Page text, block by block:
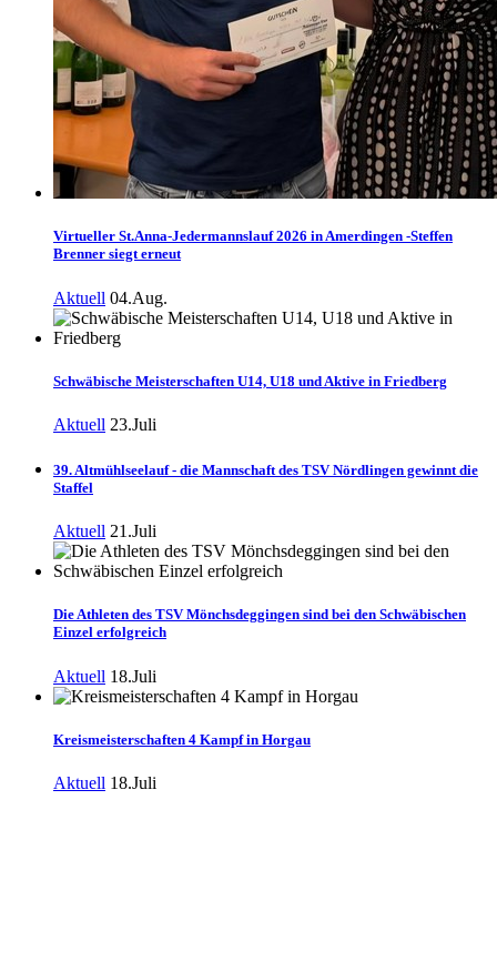
Virtueller St.Anna-Jedermannslauf 2026 in Amerdingen -Steffen
Brenner siegt erneut
Aktuell 04.Aug.
Schwäbische Meisterschaften U14, U18 und Aktive in Friedberg
Aktuell 23.Juli
39. Altmühlseelauf - die Mannschaft des TSV Nördlingen gewinnt die
Staffel
Aktuell 21.Juli
Die Athleten des TSV Mönchsdeggingen sind bei den Schwäbischen
Einzel erfolgreich
Aktuell 18.Juli
Kreismeisterschaften 4 Kampf in Horgau
Aktuell 18.Juli